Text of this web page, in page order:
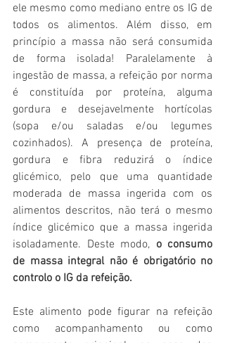
ele mesmo como mediano entre os IG de
todos os alimentos. Além disso, em
princípio a massa não será consumida
de forma isolada! Paralelamente à
ingestão de massa, a refeição por norma
é constituída por proteína, alguma
gordura e desejavelmente hortícolas
(sopa e/ou saladas e/ou legumes
cozinhados). A presença de proteína,
gordura e fibra reduzirá o índice
glicémico, pelo que uma quantidade
moderada de massa ingerida com os
alimentos descritos, não terá o mesmo
índice glicémico que a massa ingerida
isoladamente. Deste modo, o consumo
de massa integral não é obrigatório no
controlo o IG da refeição.
Este alimento pode figurar na refeição
como acompanhamento ou como